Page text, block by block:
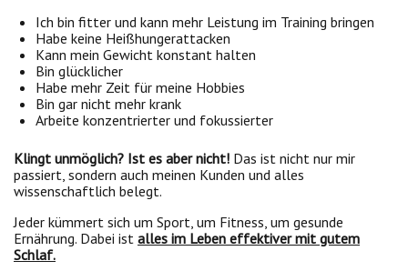
Ich bin fitter und kann mehr Leistung im Training bringen
Habe keine Heißhungerattacken
Kann mein Gewicht konstant halten
Bin glücklicher
Habe mehr Zeit für meine Hobbies
Bin gar nicht mehr krank
Arbeite konzentrierter und fokussierter
Klingt unmöglich? Ist es aber nicht! Das ist nicht nur mir
passiert, sondern auch meinen Kunden und alles
wissenschaftlich belegt.
Jeder kümmert sich um Sport, um Fitness, um gesunde
Ernährung. Dabei ist alles im Leben effektiver mit gutem
Schlaf.